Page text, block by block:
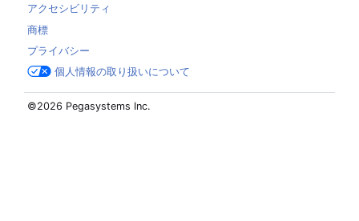
アクセシビリティ
商標
プライバシー
個人情報の取り扱いについて
©2026 Pegasystems Inc.